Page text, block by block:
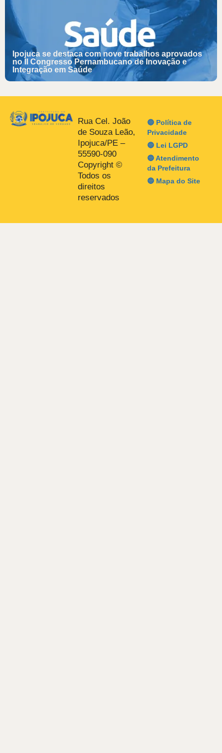
Ipojuca se destaca com nove trabalhos aprovados
no II Congresso Pernambucano de Inovação e
Integração em Saúde
Rua Cel. João
de Souza Leão,
Ipojuca/PE –
55590-090
Copyright ©
Todos os
direitos
reservados
🔵 Política de
Privacidade
🔵 Lei LGPD
🔵 Atendimento
da Prefeitura
🔵 Mapa do Site